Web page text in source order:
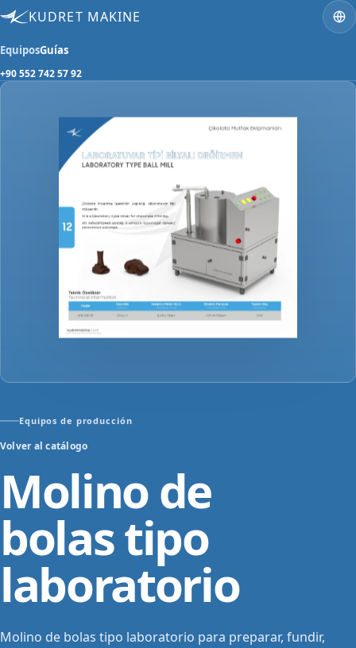
KUDRET MAKINE
EquiposGuías
+90 552 742 57 92
Equipos de producción
Volver al catálogo
Molino de
bolas tipo
laboratorio
Molino de bolas tipo laboratorio para preparar, fundir,